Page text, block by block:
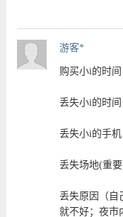
游客*
购买小i的时间
丢失小i的时间
丢失小i的手机
丢失场地(重
丢失原因（自
就不好；夜市